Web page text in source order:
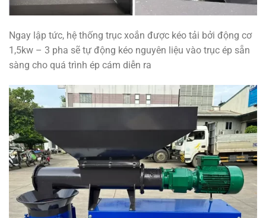
Ngay lập tức, hệ thống trục xoắn được kéo tải bởi động cơ
1,5kw – 3 pha sẽ tự động kéo nguyên liệu vào trục ép sẵn
sàng cho quá trình ép cám diễn ra